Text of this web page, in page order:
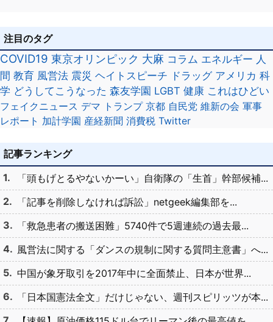
注目のタグ
COVID19 東京オリンピック 大麻 コラム エネルギー 人
間 教育 風営法 震災 ヘイトスピーチ ドラッグ アメリカ 科
学 どうしてこうなった 森友学園 LGBT 健康 これはひどい
フェイクニュース デマ トランプ 京都 自民党 維新の会 軍事
レポート 加計学園 産経新聞 消費税 Twitter
記事ランキング
「頭もげとるやないかーい」自衛隊の「生首」幹部候補...
「記事を削除しなければ訴訟」netgeek編集部を...
「救急患者の搬送困難」5740件で5週連続の過去最...
風営法に関する「ダンスの規制に関する質問主意書」へ...
中国が象牙取引を2017年中に全面禁止、日本が世界...
「日本国憲法全文」だけじゃない、週刊スピリッツが本...